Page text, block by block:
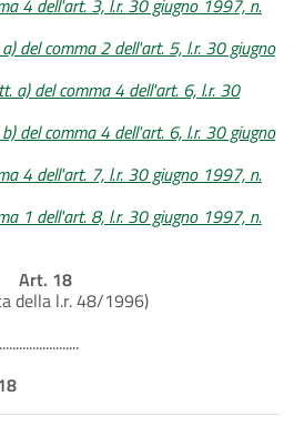
del comma 2 dell'art. 5, l.r. 30 giugno
a) del comma 4 dell'art. 6, l.r. 30
del comma 4 dell'art. 6, l.r. 30 giugno
4 dell'art. 7, l.r. 30 giugno 1997, n.
1 dell'art. 8, l.r. 30 giugno 1997, n.
Art. 18
della l.r. 48/1996)